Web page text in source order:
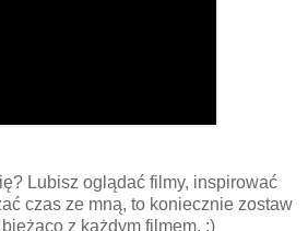
Lubisz oglądać filmy, inspirować
czas ze mną, to koniecznie zostaw
z każdym filmem. :)